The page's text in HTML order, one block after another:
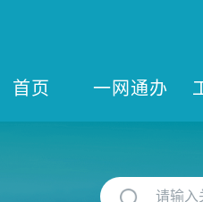
首页 一网通办